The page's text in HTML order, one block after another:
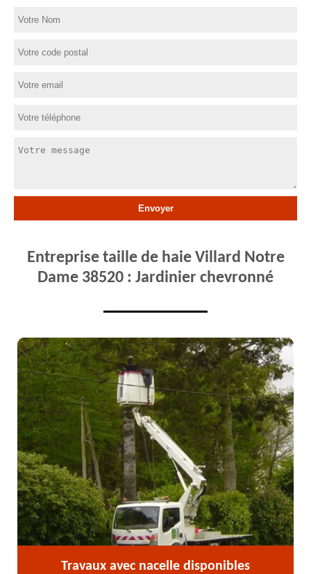
Entreprise taille de haie Villard Notre
Dame 38520 : Jardinier chevronné
Travaux avec nacelle disponibles